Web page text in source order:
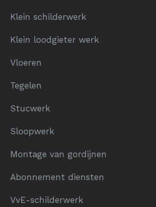
Klein schilderwerk
Klein loodgieter werk
Vloeren
Tegelen
Stucwerk
Sloopwerk
Montage van gordijnen
Abonnement diensten
VvE-schilderwerk